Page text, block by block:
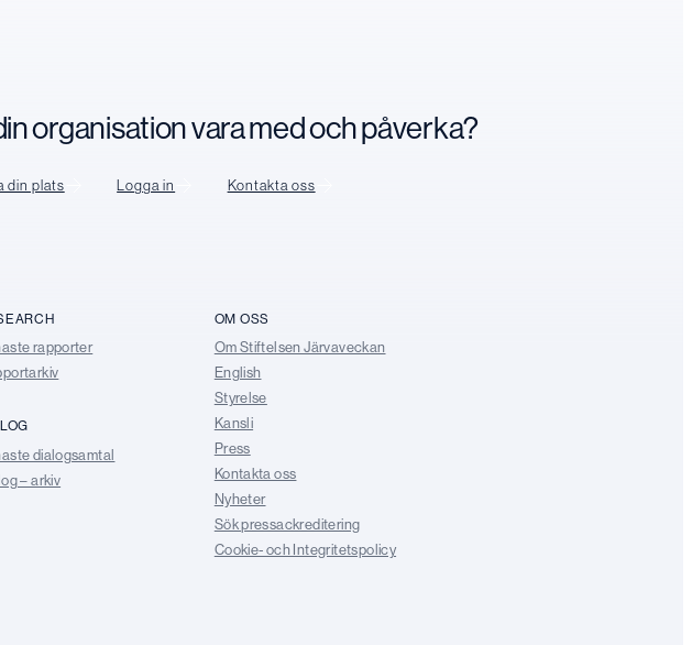
organisation vara med och påverka?
din plats Logga in Kontakta oss
rapporter
dialogsamtal
– arkiv
OM OSS
Om Stiftelsen Järvaveckan
English
Styrelse
Kansli
Press
Kontakta oss
Nyheter
Sök pressackreditering
Cookie- och Integritetspolicy